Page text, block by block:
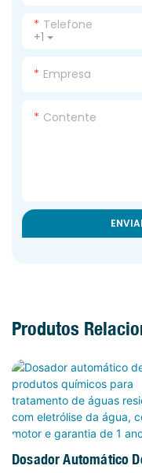
+1
Telefone
Empresa
Contente
Produtos
Máquina De Dosagem